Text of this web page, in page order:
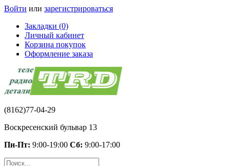
Войти или зарегистрироваться
Закладки (0)
Личный кабинет
Корзина покупок
Оформление заказа
(8162)77-04-29
Воскресенский бульвар 13
Пн-Пт: 9:00-19:00 Сб: 9:00-17:00